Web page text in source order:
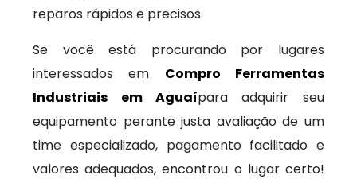
reparos rápidos e precisos.
Se você está procurando por lugares
interessados em Compro Ferramentas
Industriais em Aguaípara adquirir seu
equipamento perante justa avaliação de um
time especializado, pagamento facilitado e
valores adequados, encontrou o lugar certo!